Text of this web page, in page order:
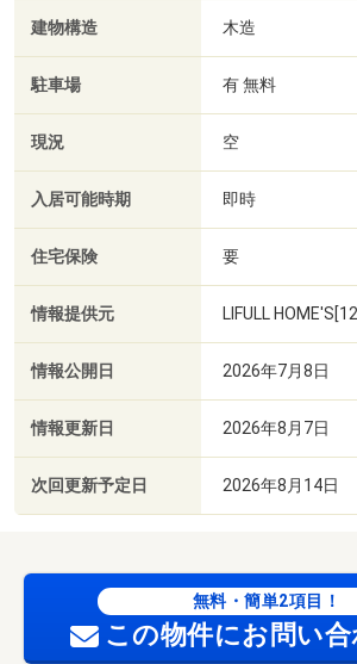
建物構造 木造
駐車場 有 無料
現況 空
入居可能時期 即時
住宅保険 要
情報提供元 LIFULL
情報公開日 2026年7月8日
情報更新日 2026年8月7日
次回更新予定日 2026年8月14日
無料・簡単2項目！
この物件にお問い